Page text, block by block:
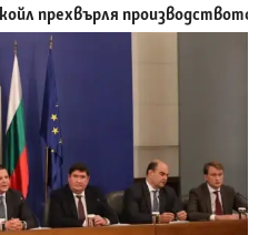
прехвърля производството